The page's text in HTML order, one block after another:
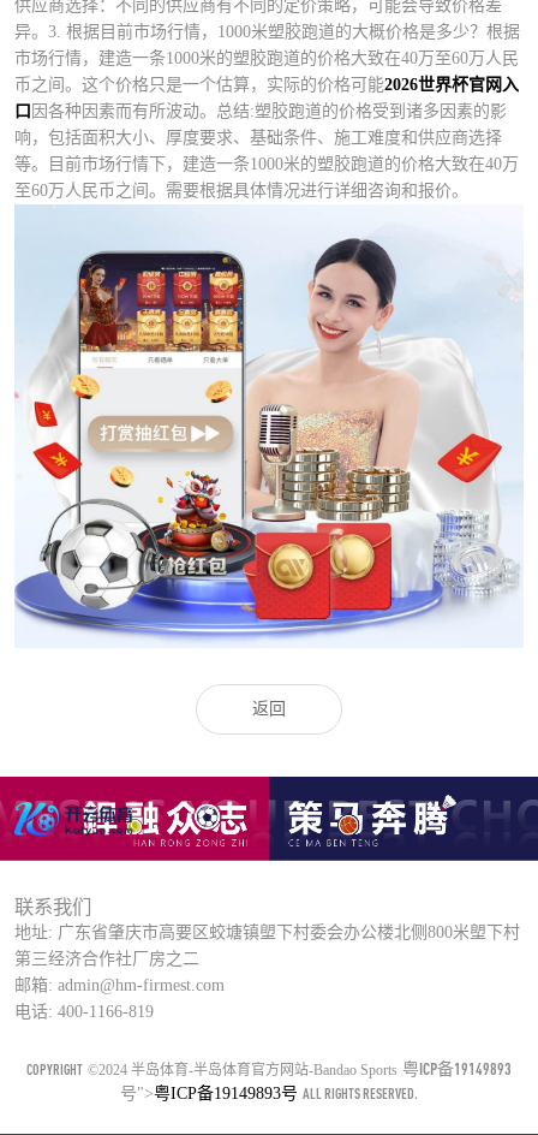
供应商选择：不同的供应商有不同的定价策略，可能会导致价格差
异。3. 根据目前市场行情，1000米塑胶跑道的大概价格是多少？根据
市场行情，建造一条1000米的塑胶跑道的价格大致在40万至60万人民
币之间。这个价格只是一个估算，实际的价格可能2026世界杯官网入
口 因各种因素而有所波动。总结:塑胶跑道的价格受到诸多因素的影
响，包括面积大小、厚度要求、基础条件、施工难度和供应商选择
等。目前市场行情下，建造一条1000米的塑胶跑道的价格大致在40万
至60万人民币之间。需要根据具体情况进行详细咨询和报价。
返回
联系我们
地址: 广东省肇庆市高要区蛟塘镇塱下村委会办公楼北侧800米塱下村
第三经济合作社厂房之二
邮箱: admin@hm-firmest.com
电话: 400-1166-819
COPYRIGHT ©2024 半岛体育-半岛体育官方网站-Bandao Sports 粤ICP备19149893
号">粤ICP备19149893号 ALL RIGHTS RESERVED.